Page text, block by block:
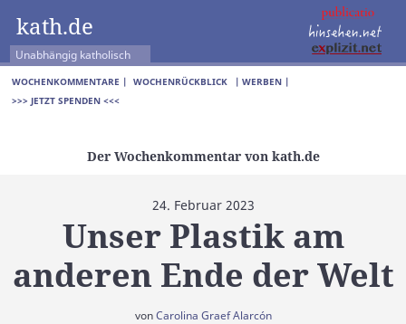
kath.de
Unabhängig katholisch
WOCHENKOMMENTARE | WOCHENRÜCKBLICK
| WERBEN |
>>> JETZT SPENDEN <<<
Der Wochenkommentar von kath.de
24. Februar 2023
Unser Plastik am
anderen Ende der Welt
vonCarolina Graef Alarcón